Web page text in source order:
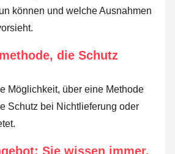
können und welche Ausnahmen
.
die Schutz
Möglichkeit, über eine Methode
Schutz bei Nichtlieferung oder
Sie wissen immer,